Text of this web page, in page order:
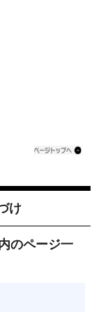
け
のページ一